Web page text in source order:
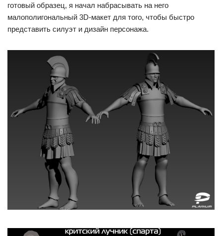
готовый образец, я начал набрасывать на него
малополигональный 3D-макет для того, чтобы быстро
представить силуэт и дизайн персонажа.